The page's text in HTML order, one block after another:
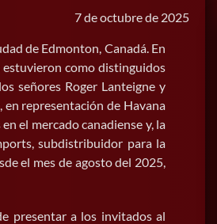
7 de octubre de 2025
de Edmonton, Canadá. En
como distinguidos
señores Roger Lanteigne y
representación de Havana
el mercado canadiense y, la
subdistribuidor para la
el mes de agosto del 2025,
presentar a los invitados al